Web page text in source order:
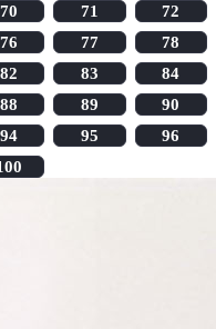
70 71
72
76 77
78
82 83
84
88 89
90
94 95
96